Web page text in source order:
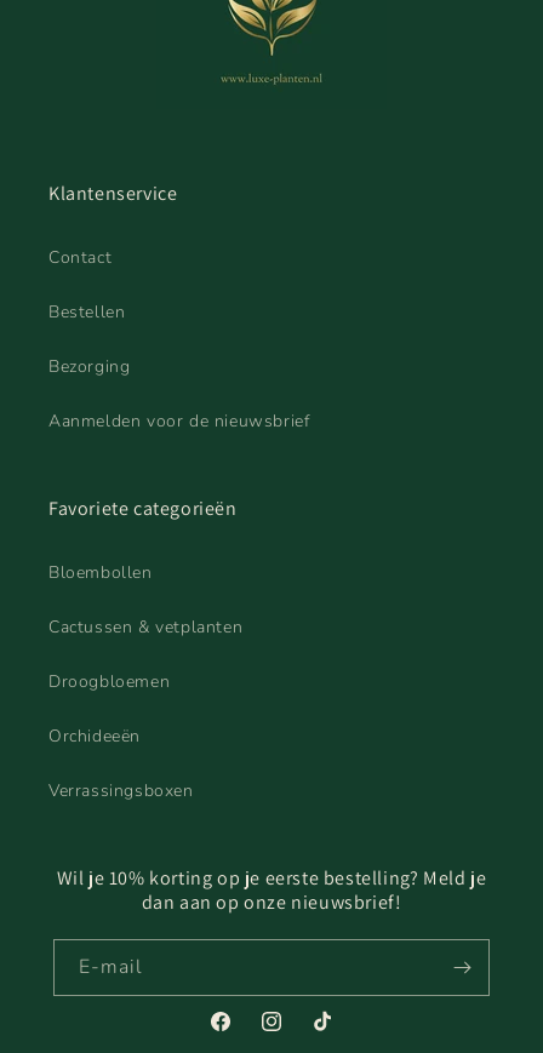
Klantenservice
Contact
Bestellen
Bezorging
Aanmelden voor de nieuwsbrief
Favoriete categorieën
Bloembollen
Cactussen & vetplanten
Droogbloemen
Orchideeën
Verrassingsboxen
Wil je 10% korting op je eerste bestelling? Meld je
dan aan op onze nieuwsbrief!
E‑mail
FacebookInstagramTikTok